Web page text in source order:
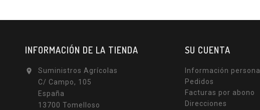
INFORMACIÓN DE LA TIENDA

Suministros Agrícolas
C/ Campo, 105
España
13700 Tomelloso
SU CUENTA
Información personal
Pedidos
Facturas por abono
Direcciones